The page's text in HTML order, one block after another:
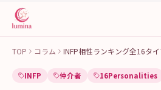
TOP コラム INFP相性ランキング全16タ
INFP 仲介者 16Personalities